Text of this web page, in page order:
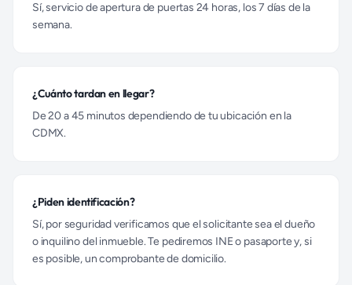
Sí, servicio de apertura de puertas 24 horas, los 7 días de la
semana.
¿Cuánto tardan en llegar?
De 20 a 45 minutos dependiendo de tu ubicación en la
CDMX.
¿Piden identificación?
Sí, por seguridad verificamos que el solicitante sea el dueño
o inquilino del inmueble. Te pediremos INE o pasaporte y, si
es posible, un comprobante de domicilio.